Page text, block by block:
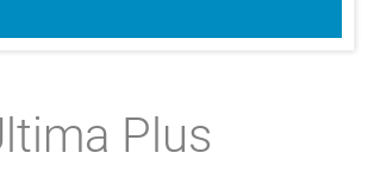
Plus